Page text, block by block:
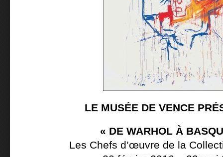
LE MUSÉE DE VENCE
« DE WARHOL À
Les Chefs d’œuvre de la